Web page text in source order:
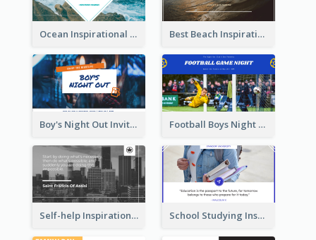
Ocean Inspirational Quote Twitter Post Best Beach Inspirational Quote Twitter Post
Boy's Night Out Invitation Twitter Post Football Boys Night Out Twitter Post
Self-help Inspirational Quote Of Today Twitter Post School Studying Inspirational Quote Twitter Post